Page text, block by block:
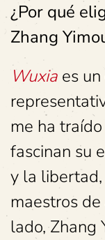
¿Por qué
Zhang
Wuxia es
me ha
fascinan su
y la
maestros
lado, Zhang